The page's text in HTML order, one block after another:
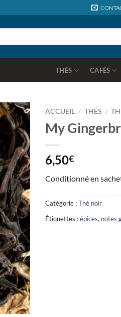
THÉS CAFÉS
Ajouter
à la
wishlist
ACCUEIL / THÉS /
My
6,50€
Conditionné en
Catégorie :Thé noir
Étiquettes :épices, notes